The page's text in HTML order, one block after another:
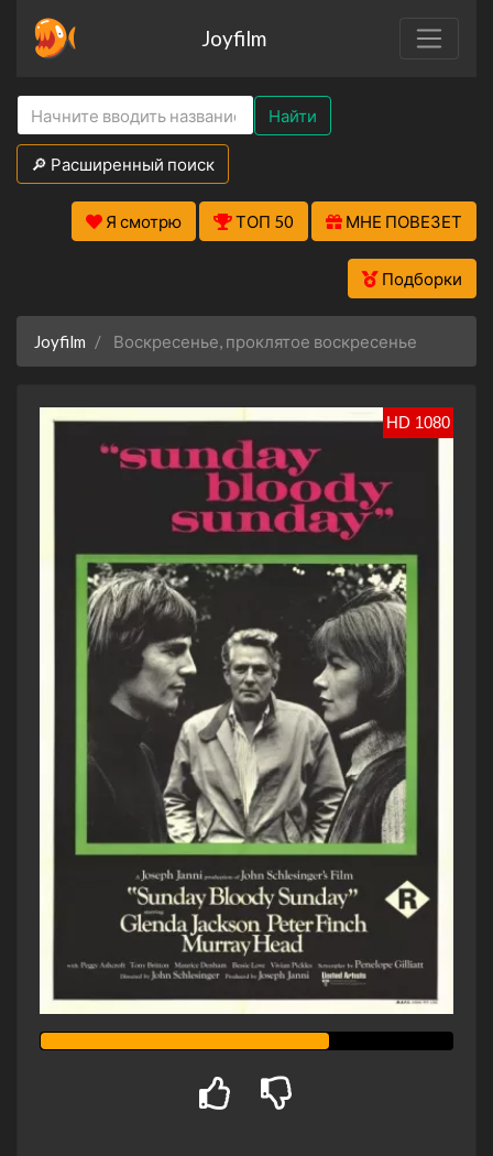
Joyfilm
Найти
🔎 Расширенный поиск
Я смотрю ТОП 50 МНЕ ПОВЕЗЕТ
Подборки
Joyfilm Воскресенье, проклятое воскресенье
HD 1080